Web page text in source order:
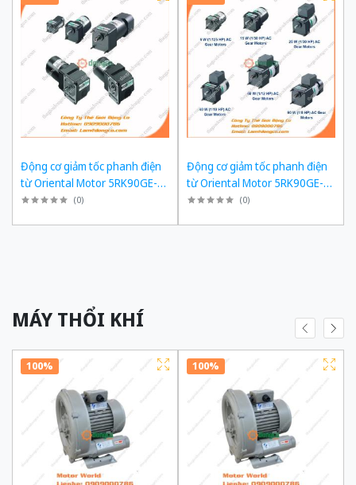
Động cơ giảm tốc phanh điện
từ Oriental Motor 5RK90GE-
SW2ML + 5GE180KF công suất
(0)
Động cơ giảm tốc phanh điện
từ Oriental Motor 5RK90GE-
SW2ML + 5GE150KF công suất
(0)
MÁY THỔI KHÍ
100% 100%